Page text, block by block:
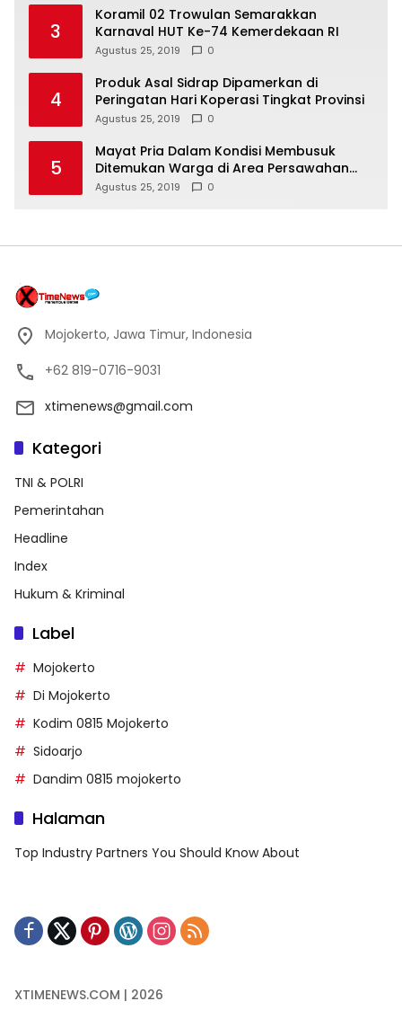
3
Koramil 02 Trowulan Semarakkan
Karnaval HUT Ke-74 Kemerdekaan RI
Agustus 25, 2019 0
4
Produk Asal Sidrap Dipamerkan di
Peringatan Hari Koperasi Tingkat Provinsi
Agustus 25, 2019 0
5
Mayat Pria Dalam Kondisi Membusuk
Ditemukan Warga di Area Persawahan
Sidoarjo
Agustus 25, 2019 0
Mojokerto, Jawa Timur, Indonesia
+62 819-0716-9031
xtimenews@gmail.com
Kategori
TNI & POLRI
Pemerintahan
Headline
Index
Hukum & Kriminal
Label
Mojokerto
Di Mojokerto
Kodim 0815 Mojokerto
Sidoarjo
Dandim 0815 mojokerto
Halaman
Top Industry Partners You Should Know About
XTIMENEWS.COM | 2026